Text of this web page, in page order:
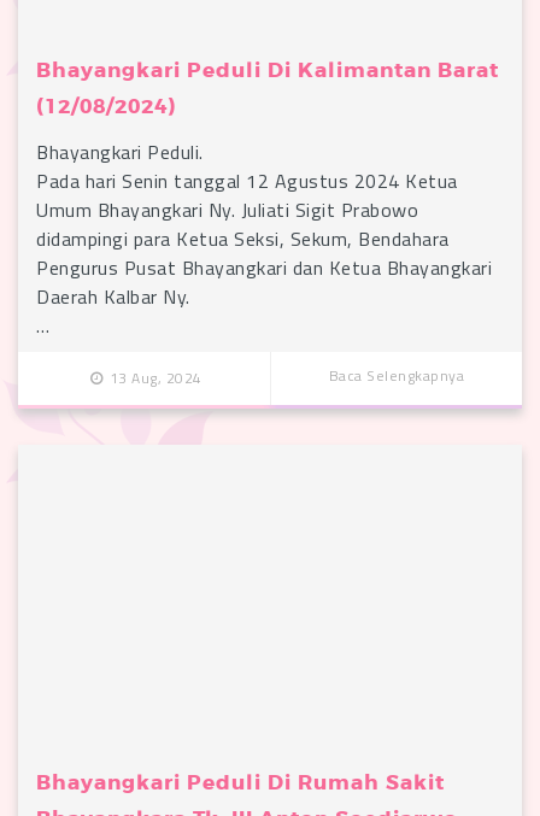
Bhayangkari Peduli Di Kalimantan Barat
(12/08/2024)
Bhayangkari Peduli.
Pada hari Senin tanggal 12 Agustus 2024 Ketua
Umum Bhayangkari Ny. Juliati Sigit Prabowo
didampingi para Ketua Seksi, Sekum, Bendahara
Pengurus Pusat Bhayangkari dan Ketua Bhayangkari
Daerah Kalbar Ny.
…
13 Aug, 2024 Baca Selengkapnya
Bhayangkari Peduli Di Rumah Sakit